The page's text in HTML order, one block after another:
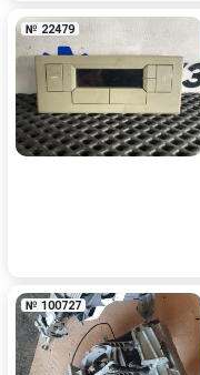
№ 22479
№ 100727